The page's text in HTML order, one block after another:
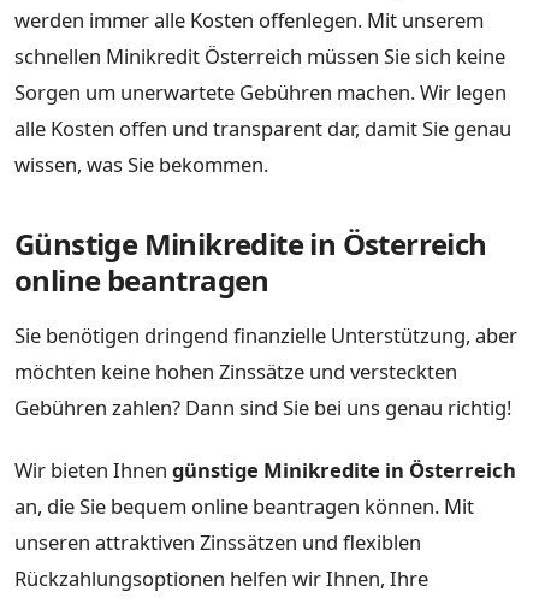
werden immer alle Kosten offenlegen. Mit unserem
schnellen Minikredit Österreich müssen Sie sich keine
Sorgen um unerwartete Gebühren machen. Wir legen
alle Kosten offen und transparent dar, damit Sie genau
wissen, was Sie bekommen.
Günstige Minikredite in Österreich
online beantragen
Sie benötigen dringend finanzielle Unterstützung, aber
möchten keine hohen Zinssätze und versteckten
Gebühren zahlen? Dann sind Sie bei uns genau richtig!
Wir bieten Ihnen günstige Minikredite in Österreich
an, die Sie bequem online beantragen können. Mit
unseren attraktiven Zinssätzen und flexiblen
Rückzahlungsoptionen helfen wir Ihnen, Ihre